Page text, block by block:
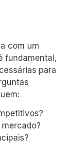
com um
fundamental,
para